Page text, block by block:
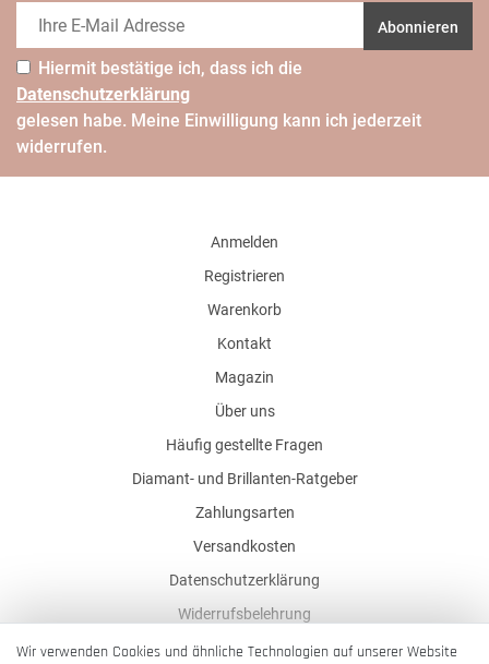
Abonnieren
Hiermit bestätige ich, dass ich die
Daten­schutz­erklärung
gelesen habe. Meine Einwilligung kann ich jederzeit
widerrufen.
Anmelden
Registrieren
Warenkorb
Kontakt
Magazin
Über uns
Häufig gestellte Fragen
Diamant- und Brillanten-Ratgeber
Zahlungsarten
Versandkosten
Datenschutzerklärung
Widerrufsbelehrung
AGB
Wir verwenden Cookies und ähnliche Technologien auf unserer Website